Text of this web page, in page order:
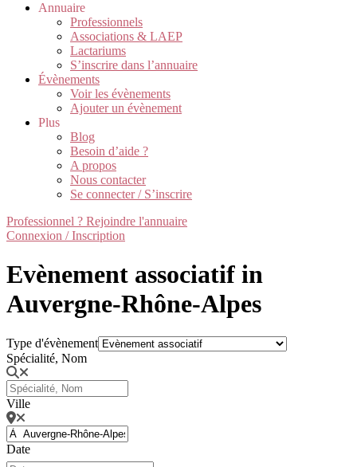
Annuaire
Professionnels
Associations & LAEP
Lactariums
S’inscrire dans l’annuaire
Évènements
Voir les évènements
Ajouter un évènement
Plus
Blog
Besoin d’aide ?
A propos
Nous contacter
Se connecter / S’inscrire
Professionnel ? Rejoindre l'annuaire
Connexion / Inscription
Evènement associatif in
Auvergne-Rhône-Alpes
Type d'évènement
Spécialité, Nom
Ville
Date